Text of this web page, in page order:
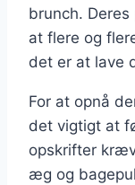
brunch.
at flere og
det er at lave
For at opnå
det vigtigt at
opskrifter
æg og